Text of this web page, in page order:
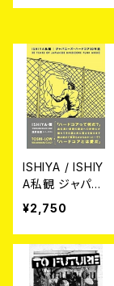
ESSAYS REMI
ISHIYA / ISHIY
A私観 ジャパニ
ーズ・ハードコア
30年史 (書籍)
¥2,750